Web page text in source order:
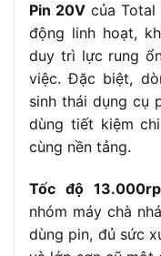
Ứng dụng
Chà
vật
Tính năng
nổi bật
–
–
–
có)
điện
Pin 20V của Total
động linh hoạt,
duy trì lực rung
việc. Đặc biệt,
sinh thái dụng cụ
dùng tiết kiệm
cùng nền tảng.
Tốc độ
nhóm máy chà
dùng pin, đủ sức